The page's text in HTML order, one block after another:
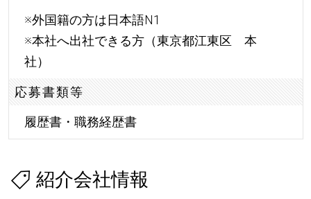
※外国籍の方は日本語N1
※本社へ出社できる方（東京都江東区 本
社）
応募書類等
履歴書・職務経歴書
紹介会社情報